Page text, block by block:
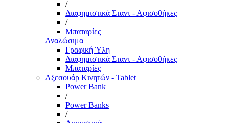
/
Διαφημιστικά Σταντ - Αφισοθήκες
/
Μπαταρίες
Αναλώσιμα
Γραφική Ύλη
Διαφημιστικά Σταντ - Αφισοθήκες
Μπαταρίες
Αξεσουάρ Κινητών - Tablet
Power Bank
/
Power Banks
/